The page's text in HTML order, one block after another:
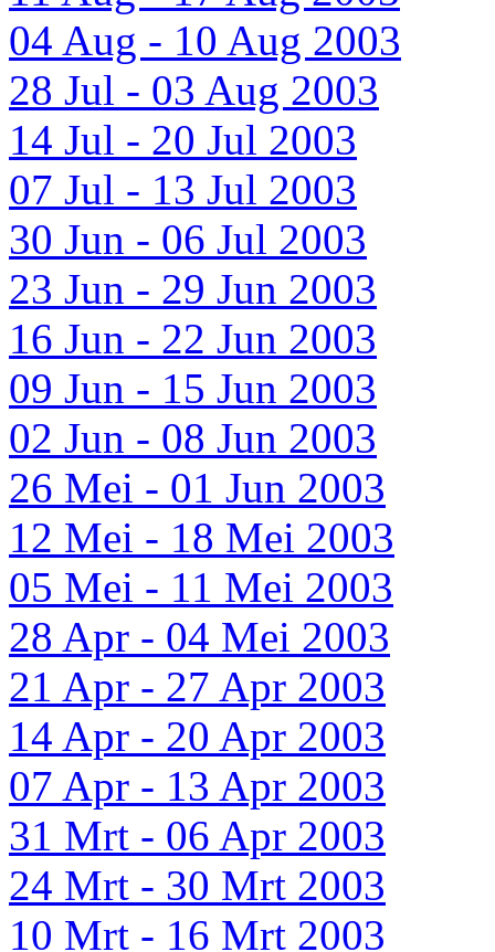
04 Aug - 10 Aug 2003
28 Jul - 03 Aug 2003
14 Jul - 20 Jul 2003
07 Jul - 13 Jul 2003
30 Jun - 06 Jul 2003
23 Jun - 29 Jun 2003
16 Jun - 22 Jun 2003
09 Jun - 15 Jun 2003
02 Jun - 08 Jun 2003
26 Mei - 01 Jun 2003
12 Mei - 18 Mei 2003
05 Mei - 11 Mei 2003
28 Apr - 04 Mei 2003
21 Apr - 27 Apr 2003
14 Apr - 20 Apr 2003
07 Apr - 13 Apr 2003
31 Mrt - 06 Apr 2003
24 Mrt - 30 Mrt 2003
10 Mrt - 16 Mrt 2003